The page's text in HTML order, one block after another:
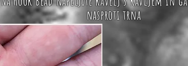
nasproti trna